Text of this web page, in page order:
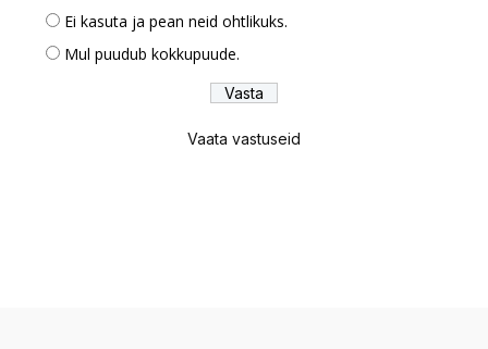
Ei kasuta ja pean neid ohtlikuks.
Mul puudub kokkupuude.
Vaata vastuseid